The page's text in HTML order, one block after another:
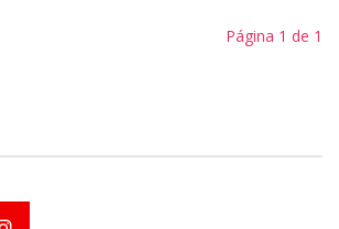
Página 1 de 1